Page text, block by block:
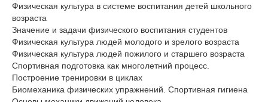
Физическая культура в системе воспитания детей школьного
возраста
Значение и задачи физического воспитания студентов
Физическая культура людей молодого и зрелого возраста
Физическая культура людей пожилого и старшего возраста
Спортивная подготовка как многолетний процесс.
Построение тренировки в циклах
Биомеханика физических упражнений. Спортивная гигиена